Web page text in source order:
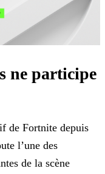
ne participe
de Fortnite depuis
l’une des
de la scène